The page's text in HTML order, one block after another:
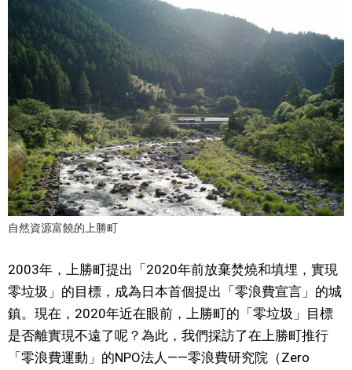
生活
運動
娛樂
教育
工作勞動
醫療健康
語言
自然資源富饒的上勝町
2003年，上勝町提出「2020年前放棄焚燒和填埋，實現
零垃圾」的目標，成為日本首個提出「零浪費宣言」的城
鎮。現在，2020年近在眼前，上勝町的「零垃圾」目標
是否離實現不遠了呢？為此，我們採訪了在上勝町推行
「零浪費運動」的NPO法人——零浪費研究院（Zero